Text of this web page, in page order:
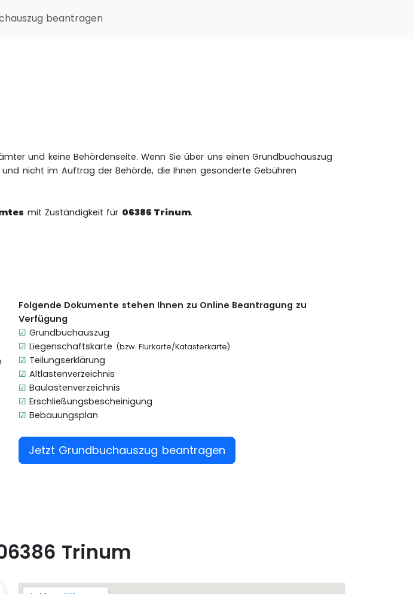
beantragen
und keine Behördenseite. Wenn Sie über uns einen Grundbuchauszug
nicht im Auftrag der Behörde, die Ihnen gesonderte Gebühren
mit Zuständigkeit für 06386 Trinum.
Folgende Dokumente stehen Ihnen zu Online Beantragung zu
Verfügung
☑Grundbuchauszug
☑Liegenschaftskarte (bzw. Flurkarte/Katasterkarte)
☑ Teilungserklärung
☑Altlastenverzeichnis
☑Baulastenverzeichnis
☑Erschließungsbescheinigung
☑Bebauungsplan
Jetzt Grundbuchauszug beantragen
Trinum